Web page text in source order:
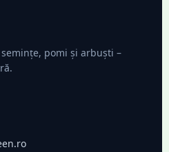
pomi și arbuști –